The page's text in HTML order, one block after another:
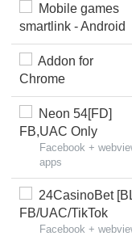
Mobile games
smartlink - Android
Addon for
Chrome
Neon 54[FD]
FB,UAC Only
Facebook +
apps
24CasinoBet
FB/UAC/TikTok
Facebook +